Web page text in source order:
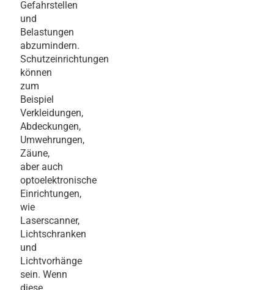
Gefahrstellen
und
Belastungen
abzumindern.
Schutzeinrichtungen
können
zum
Beispiel
Verkleidungen,
Abdeckungen,
Umwehrungen,
Zäune,
aber auch
optoelektronische
Einrichtungen,
wie
Laserscanner,
Lichtschranken
und
Lichtvorhänge
sein. Wenn